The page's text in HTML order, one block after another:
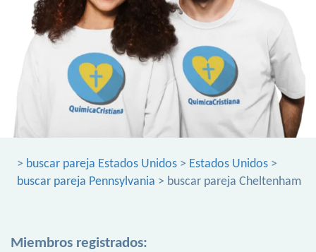
> buscar pareja Estados Unidos > Estados Unidos >
buscar pareja Pennsylvania > buscar pareja Cheltenham
Miembros registrados: